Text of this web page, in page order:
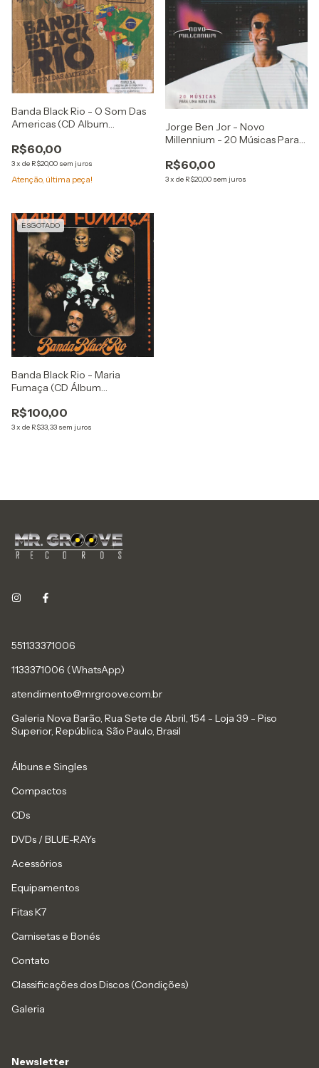
Banda Black Rio - O Som Das
Americas (CD Album
R$60,00
3x de R$20,00 sem juros
Atenção, última peça!
Jorge Ben Jor - Novo
Millennium - 20 Músicas Para
AD)
R$60,00
3x de R$20,00 sem juros
ESGOTADO
Banda Black Rio - Maria
Fumaça (CD Álbum
R$100,00
3x de R$33,33 sem juros
551133371006
1133371006 (WhatsApp)
atendimento@mrgroove.com.br
Galeria Nova Barão, Rua Sete de Abril, 154 - Loja 39 - Piso
Superior, República, São Paulo, Brasil
Álbuns e Singles
Compactos
CDs
DVDs / BLUE-RAYs
Acessórios
Equipamentos
Fitas K7
Camisetas e Bonés
Contato
Classificações dos Discos (Condições)
Galeria
Newsletter